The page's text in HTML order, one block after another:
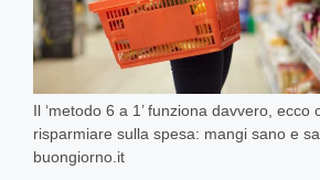
Il ‘metodo 6 a 1’ funziona davvero, ecco
risparmiare sulla spesa: mangi sano e
buongiorno.it